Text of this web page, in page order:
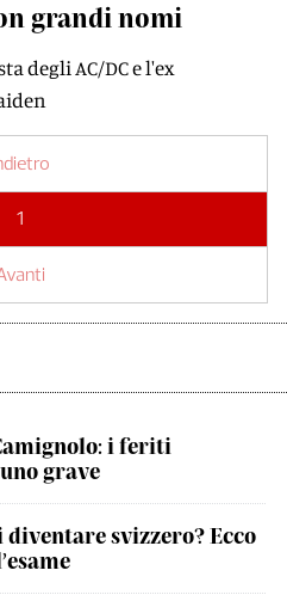
grandi nomi
degli AC/DC e l'ex
1
i feriti
grave
diventare svizzero? Ecco